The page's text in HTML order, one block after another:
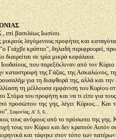
επί βασιλέως Ιωσίου.
μικρούς λεγόμενους προφήτες και
Γιάχβε κρύπτει", δηλαδή περιφρουρεί,
διαιρείται σε τρία μικρά κεφάλαια.
που παρεξέκλιναν από τον
καταστροφή της Γάζας, της Ασκαλώνος,
για τη διαφθορά της, αλλά και
τη μέλλουσα εμφάνιση του Κυρίου
Στόμα του προφήτη και να τι είπε για
προσώπου της γης, λέγει Κύριος... Και
. Σοφονίας, Α' 3, 6. .
τους ανόμους από το πρόσωπο της γης.
τους τον Κύριο και δεν κρατούν Αυτόν
και τάφηκε στον τόπο των